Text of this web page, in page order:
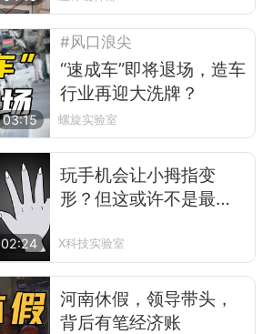
03:15
#风口浪尖
“速成车”即将退场，造车
行业再迎大洗牌？
螺旋实验室
02:24
玩手机会让小拇指变
形？但这或许不是最可
X科技实验室
河南休假，领导带头，
背后有笔经济账